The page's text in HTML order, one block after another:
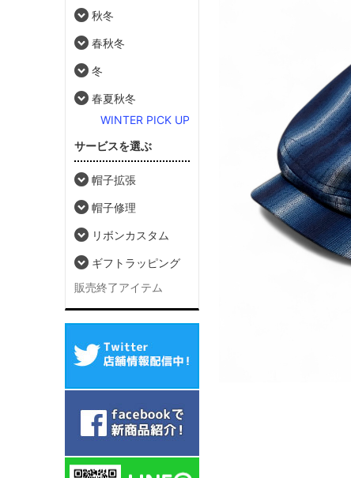
秋冬
春秋冬
冬
春夏秋冬
WINTER PICK UP
サービスを選ぶ
帽子拡張
帽子修理
リボンカスタム
ギフトラッピング
販売終了アイテム